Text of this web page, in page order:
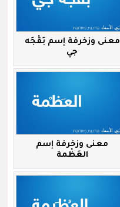
معنى وزخرفة إسم بَقْجَه
جي
معنى وزخرفة إسم
العَظْمة